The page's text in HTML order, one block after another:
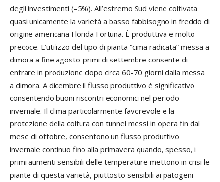
degli investimenti (–5%). All’estremo Sud viene coltivata
quasi unicamente la varietà a basso fabbisogno in freddo di
origine americana Florida Fortuna. È produttiva e molto
precoce. L’utilizzo del tipo di pianta “cima radicata” messa a
dimora a fine agosto-primi di settembre consente di
entrare in produzione dopo circa 60-70 giorni dalla messa
a dimora. A dicembre il flusso produttivo è significativo
consentendo buoni riscontri economici nel periodo
invernale. Il clima particolarmente favorevole e la
protezione della coltura con tunnel messi in opera fin dal
mese di ottobre, consentono un flusso produttivo
invernale continuo fino alla primavera quando, spesso, i
primi aumenti sensibili delle temperature mettono in crisi le
piante di questa varietà, piuttosto sensibili ai patogeni